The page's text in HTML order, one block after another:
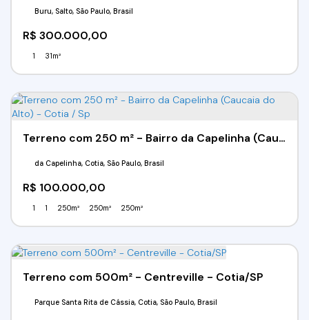
R$ 300.000,00
Buru, Salto, São Paulo, Brasil
1 31m²
Terreno com 250 m² - Bairro da Capelinha (Caucaia do Alto) - Cotia / Sp
R$ 100.000,00
da Capelinha, Cotia, São Paulo, Brasil
1 1 250m² 250m² 250m²
Terreno com 500m² - Centreville - Cotia/SP
Parque Santa Rita de Cássia, Cotia, São Paulo, Brasil